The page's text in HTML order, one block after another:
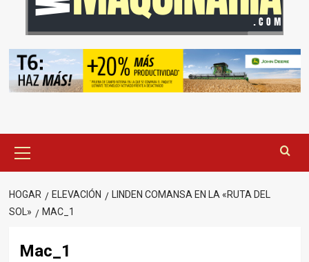
principal
HOGAR ELEVACIÓN
LINDEN COMANSA EN LA «RUTA DEL
SOL»
MAC_1
Mac_1